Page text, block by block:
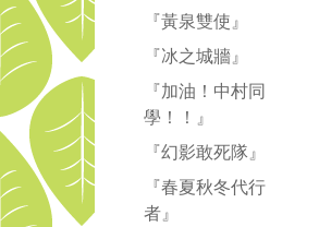
『黃泉雙使』
『冰之城牆』
『加油！中村同
學！！』
『幻影敢死隊』
『春夏秋冬代行
者』